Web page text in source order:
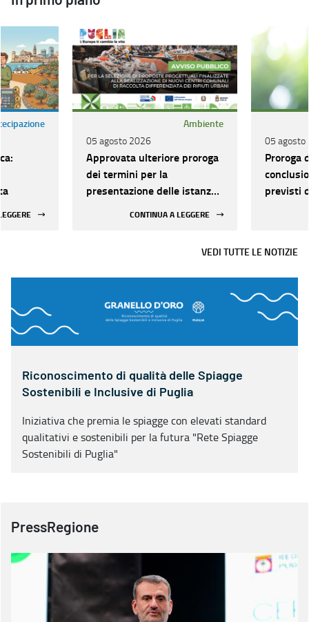
Ambiente
05 agosto 2026
Approvata ulteriore proroga
dei termini per la
presentazione delle istanze
CONTINUA A LEGGERE
05 agosto
Proroga
previsti
VEDI TUTTE LE NOTIZIE
Riconoscimento di qualità delle Spiagge
Sostenibili e Inclusive di Puglia
Iniziativa che premia le spiagge con elevati standard
qualitativi e sostenibili per la futura "Rete Spiagge
Sostenibili di Puglia"
PressRegione